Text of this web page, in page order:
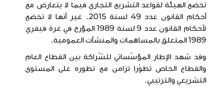
تخضع الهيئة لقواعد التشريع التجاري فيما لا يتعارض مع
أحكام القانون عدد 49 لسنة 2015. غير أنها لا تخضع
لأحكام القانون عدد 9 لسنة 1989 المؤرخ في غرة فيفري
1989 المتعلق بالمساهمات والمنشآت العمومية.
وقد شهد الإطار المؤسّساتي للشّراكة بين القطاع العام
والقطاع الخاص تطوّرا تزامن مع تطوره على المستوى
التشريعي والترتيبي.